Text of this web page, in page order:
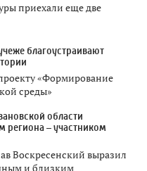
приехали еще две
благоустраивают
«Формирование
среды»
области
региона – участником
Воскресенский выразил
и близким